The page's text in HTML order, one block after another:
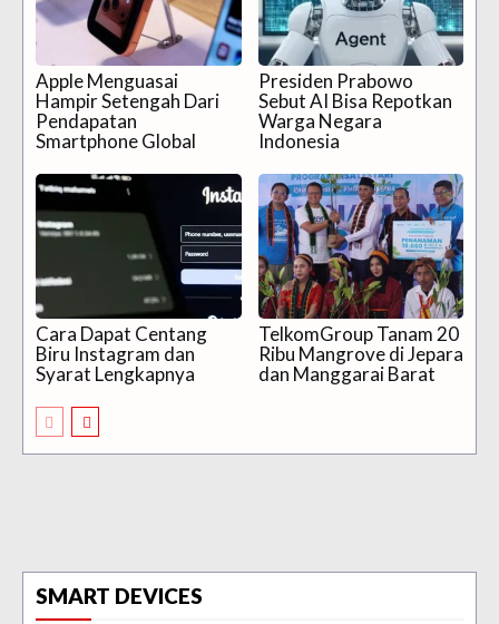
Apple Menguasai
Hampir Setengah Dari
Pendapatan
Smartphone Global
Presiden Prabowo
Sebut AI Bisa Repotkan
Warga Negara
Indonesia
Cara Dapat Centang
Biru Instagram dan
Syarat Lengkapnya
TelkomGroup Tanam 20
Ribu Mangrove di Jepara
dan Manggarai Barat
SMART DEVICES